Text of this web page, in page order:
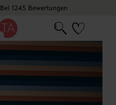
Bei 1245 Bewertungen